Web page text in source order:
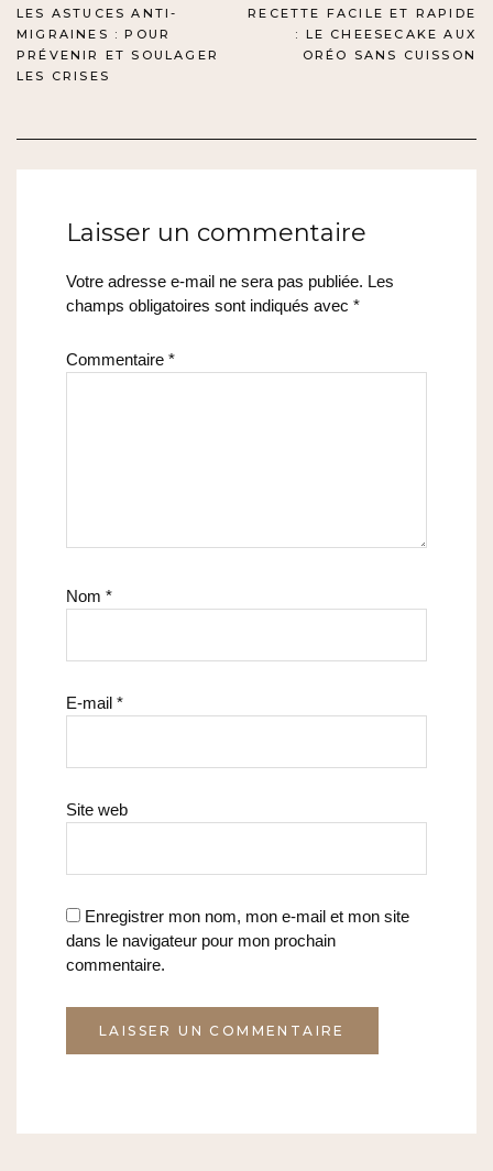
NAVIGATION
DE
L’ARTICLE
LES ASTUCES ANTI-
MIGRAINES : POUR
PRÉVENIR ET SOULAGER
LES CRISES
RECETTE FACILE ET RAPIDE
: LE CHEESECAKE AUX
ORÉO SANS CUISSON
Laisser un commentaire
Votre adresse e-mail ne sera pas publiée. Les
champs obligatoires sont indiqués avec *
Commentaire *
Nom *
E-mail *
Site web
Enregistrer mon nom, mon e-mail et mon site
dans le navigateur pour mon prochain
commentaire.